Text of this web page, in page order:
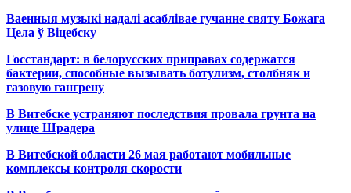
Ваенныя музыкі надалі асаблівае гучанне святу Божага
Цела ў Віцебску
Госстандарт: в белорусских приправах содержатся
бактерии, способные вызывать ботулизм, столбняк и
газовую гангрену
В Витебске устраняют последствия провала грунта на
улице Шрадера
В Витебской области 26 мая работают мобильные
комплексы контроля скорости